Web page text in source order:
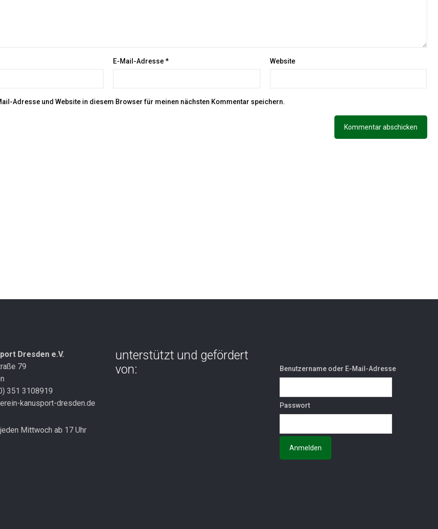
E-Mail-Adresse* Website
Adresse und Website in diesem Browser für meinen nächsten Kommentar speichern.
Dresden e.V.
79
351 3108919
kanusport-dresden.de
jeden Mittwoch ab 17 Uhr
unterstützt und gefördert
von:
Benutzername oder E-Mail-Adresse
Passwort